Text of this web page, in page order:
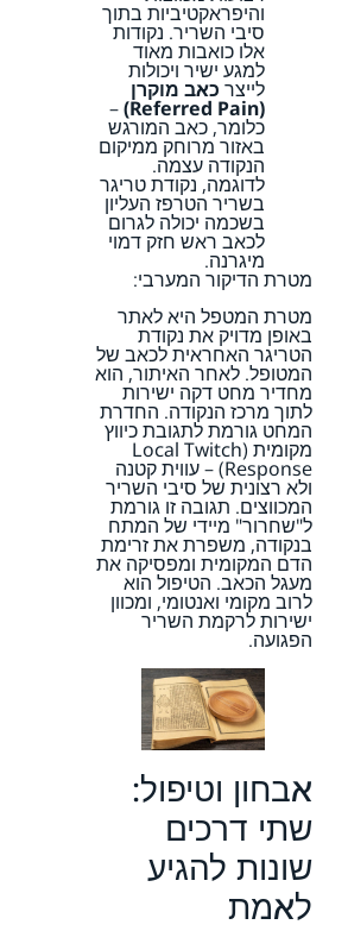
והיפראקטיביות בתוך
סיבי השריר. נקודות
אלו כואבות מאוד
למגע ישיר ויכולות
לייצר כאב מוקרן
(Referred Pain)
–
כלומר, כאב המורגש
באזור מרוחק ממיקום
הנקודה עצמה.
לדוגמה, נקודת טריגר
בשריר הטרפז העליון
בשכמה יכולה לגרום
לכאב ראש חזק דמוי
מיגרנה.
מטרת הדיקור המערבי:
מטרת המטפל היא לאתר
באופן מדויק את נקודת
הטריגר האחראית לכאב של
המטופל. לאחר האיתור, הוא
מחדיר מחט דקה ישירות
לתוך מרכז הנקודה. החדרת
המחט גורמת לתגובת כיווץ
מקומית (Local Twitch
Response) – עווית קטנה
ולא רצונית של סיבי השריר
המכווצים. תגובה זו גורמת
ל"שחרור" מיידי של המתח
בנקודה, משפרת את זרימת
הדם המקומית ומפסיקה את
מעגל הכאב. הטיפול הוא
לרוב מקומי ואנטומי, ומכוון
ישירות לרקמת השריר
הפגועה.
אבחון וטיפול:
שתי דרכים
שונות להגיע
לאמת